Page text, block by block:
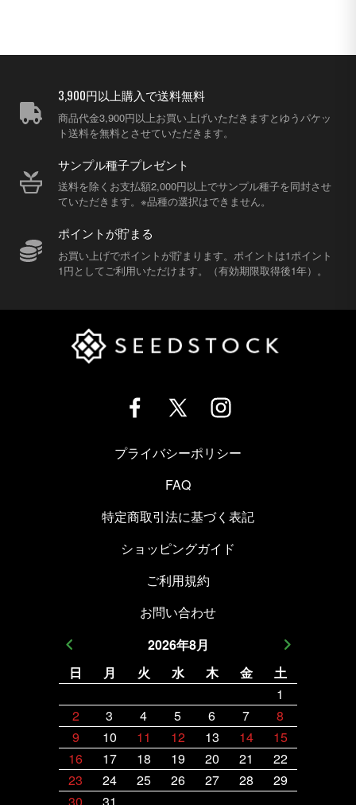
3,900円以上購入で送料無料
商品代金3,900円以上お買い上げいただきますとゆうパケッ
ト送料を無料とさせていただきます。
サンプル種子プレゼント
送料を除くお支払額2,000円以上でサンプル種子を同封させ
ていただきます。※品種の選択はできません。
ポイントが貯まる
お買い上げでポイントが貯まります。ポイントは1ポイント
1円としてご利用いただけます。（有効期限取得後1年）。
プライバシーポリシー
FAQ
特定商取引法に基づく表記
ショッピングガイド
ご利用規約
お問い合わせ
2026年8月
日
月 火 水 木 金
土
1
2
3 4 5 6 7
8
9
10 11 12 13 14
15
16
17 18 19 20 21
22
23
24 25 26 27 28
29
30
31